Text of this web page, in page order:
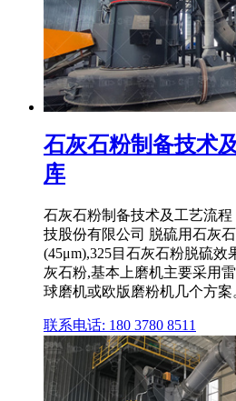
石灰石粉制备技术
库
石灰石粉制备技术及工艺流
技股份有限公司 脱硫用石灰
(45μm),325目石灰石粉脱硫
灰石粉,基本上磨机主要采用
球磨机或欧版磨粉机几个方案
联系电话: 180 3780 8511